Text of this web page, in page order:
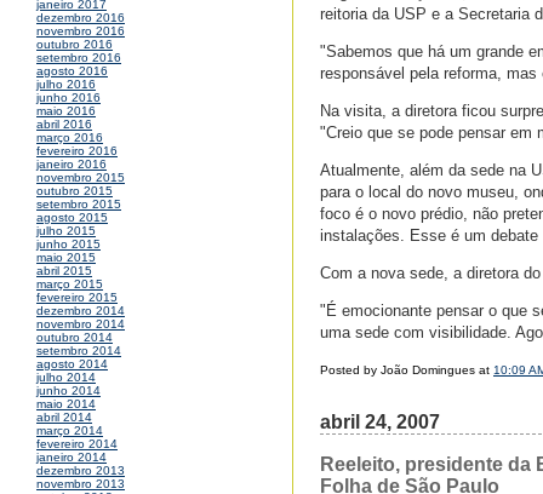
janeiro 2017
dezembro 2016
novembro 2016
outubro 2016
setembro 2016
agosto 2016
julho 2016
junho 2016
maio 2016
abril 2016
março 2016
fevereiro 2016
janeiro 2016
novembro 2015
outubro 2015
setembro 2015
agosto 2015
julho 2015
junho 2015
maio 2015
abril 2015
março 2015
fevereiro 2015
dezembro 2014
novembro 2014
outubro 2014
setembro 2014
agosto 2014
julho 2014
junho 2014
maio 2014
abril 2014
março 2014
fevereiro 2014
janeiro 2014
dezembro 2013
novembro 2013
reitoria da USP e a Secretaria
"Sabemos que há um grande
responsável pela reforma,
Na visita, a diretora ficou
"Creio que se pode pensar em
Atualmente, além da sede na
para o local do novo museu,
foco é o novo prédio, não
instalações. Esse é um debate
Com a nova sede, a diretora
"É emocionante pensar o que
uma sede com visibilidade.
Posted by João Domingues at 10:09
abril 24, 2007
Reeleito, presidente da
Folha de São Paulo